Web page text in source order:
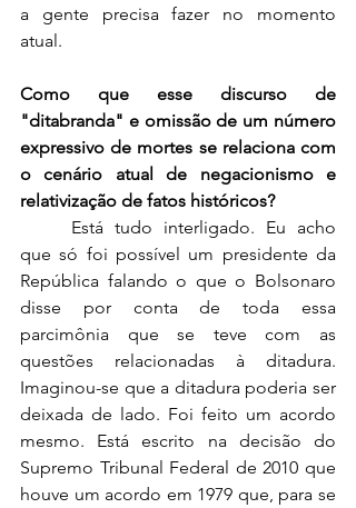
a gente precisa fazer no momento
atual.
Como que esse discurso de
"ditabranda" e omissão de um número
expressivo de mortes se relaciona com
o cenário atual de negacionismo e
relativização de fatos históricos?
que só foi possível um presidente da
República falando o que o Bolsonaro
disse por conta de toda essa
parcimônia que se teve com as
questões relacionadas à ditadura.
Imaginou-se que a ditadura poderia ser
deixada de lado. Foi feito um acordo
mesmo. Está escrito na decisão do
Supremo Tribunal Federal de 2010 que
houve um acordo em 1979 que, para se